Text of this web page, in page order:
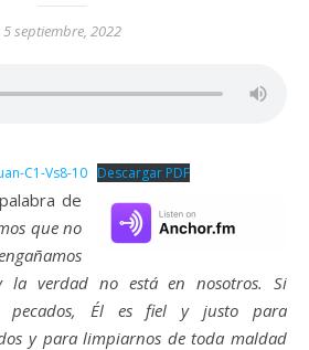
5 septiembre, 2022
C1-Vs8-10 Descargar PDF
que no
la verdad no está en nosotros. Si
pecados, Él es fiel y justo para
y para limpiarnos de toda maldad